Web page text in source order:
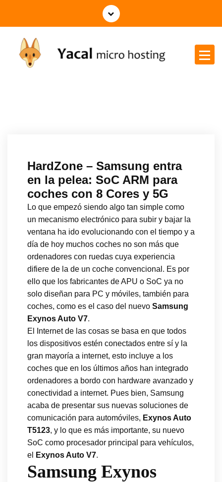
HardZone – Samsung entra
en la pelea: SoC ARM para
coches con 8 Cores y 5G
Lo que empezó siendo algo tan simple como
un mecanismo electrónico para subir y bajar la
ventana ha ido evolucionando con el tiempo y a
día de hoy muchos coches no son más que
ordenadores con ruedas cuya experiencia
difiere de la de un coche convencional. Es por
ello que los fabricantes de APU o SoC ya no
solo diseñan para PC y móviles, también para
coches, como es el caso del nuevo Samsung
Exynos Auto V7.
El Internet de las cosas se basa en que todos
los dispositivos estén conectados entre sí y la
gran mayoría a internet, esto incluye a los
coches que en los últimos años han integrado
ordenadores a bordo con hardware avanzado y
conectividad a internet. Pues bien, Samsung
acaba de presentar sus nuevas soluciones de
comunicación para automóviles, Exynos Auto
T5123, y lo que es más importante, su nuevo
SoC como procesador principal para vehículos,
el
Exynos Auto V7.
Samsung Exynos